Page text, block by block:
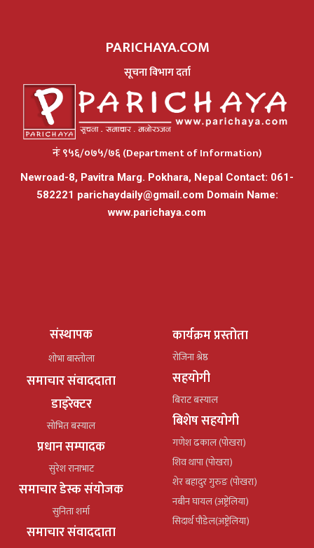
PARICHAYA.COM
सूचना विभाग दर्ता
नंः ९५६/०७५/७६ (Department of Information)
Newroad-8, Pavitra Marg. Pokhara, Nepal Contact: 061-
582221 parichaydaily@gmail.comDomain Name:
www.parichaya.com
संस्थापक
शोभा बास्तोला
समाचार संवाददाता
डाइरेक्टर
सोभित बस्याल
प्रधान सम्पादक
सुरेश रानाभाट
समाचार डेस्क संयोजक
सुनिता शर्मा
समाचार संवाददाता
कार्यक्रम प्रस्तोता
रोजिना श्रेष्ठ
सहयोगी
बिराट बस्याल
बिशेष सहयोगी
गणेश ढकाल (पोखरा)
शिव थापा (पोखरा)
शेर बहादुर गुरुङ (पोखरा)
नबीन घायल (अष्ट्रेलिया)
सिदार्थ पौडेल(अष्ट्रेलिया)